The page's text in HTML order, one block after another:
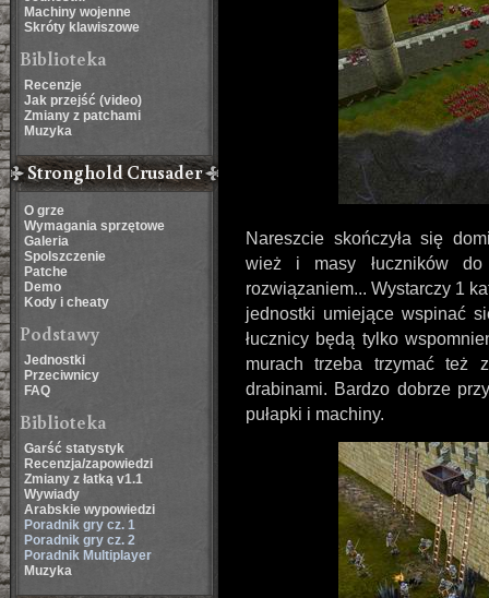
Machiny wojenne
Skróty klawiszowe
Biblioteka
Recenzje
Jak przejść (video)
Zmiany z patchami
Muzyka
Stronghold Crusader
O grze
Wymagania sprzętowe
Galeria
Spolszczenie
Patche
Demo
Kody i cheaty
Podstawy
Jednostki
Przeciwnicy
FAQ
Biblioteka
Garść statystyk
Recenzja/zapowiedzi
Zmiany z łatką v1.1
Wywiady
Arabskie wypowiedzi
Poradnik gry cz. 1
Poradnik gry cz. 2
Poradnik Multiplayer
Muzyka
Nareszcie skończyła się
wież i masy łuczników
rozwiązaniem... Wystarczy 1
jednostki umiejące wspinać
łucznicy będą tylko
murach trzeba trzymać też
drabinami. Bardzo dobrze
pułapki i machiny.